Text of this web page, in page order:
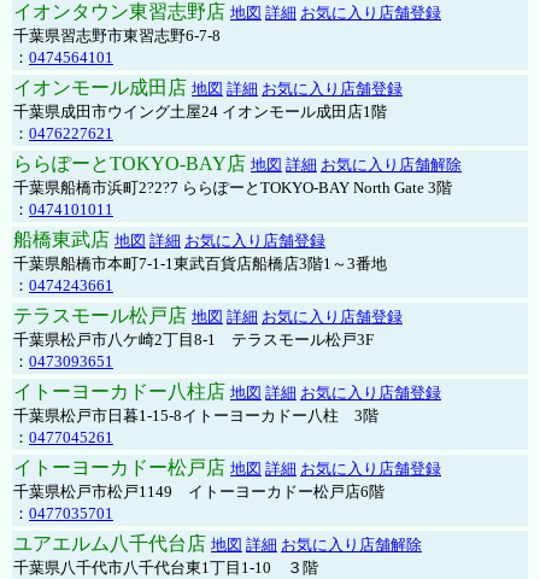
イオンタウン東習志野店 地図 詳細 お気に入り店舗登録
千葉県習志野市東習志野6-7-8
： 0474564101
イオンモール成田店 地図 詳細 お気に入り店舗登録
千葉県成田市ウイング土屋24 イオンモール成田店1階
： 0476227621
ららぽーとTOKYO-BAY店 地図 詳細 お気に入り店舗解除
千葉県船橋市浜町2?2?7 ららぽーとTOKYO-BAY North Gate 3階
： 0474101011
船橋東武店 地図 詳細 お気に入り店舗登録
千葉県船橋市本町7-1-1東武百貨店船橋店3階1～3番地
： 0474243661
テラスモール松戸店 地図 詳細 お気に入り店舗登録
千葉県松戸市八ケ崎2丁目8-1 テラスモール松戸3F
： 0473093651
イトーヨーカドー八柱店 地図 詳細 お気に入り店舗登録
千葉県松戸市日暮1-15-8イトーヨーカドー八柱 3階
： 0477045261
イトーヨーカドー松戸店 地図 詳細 お気に入り店舗登録
千葉県松戸市松戸1149 イトーヨーカドー松戸店6階
： 0477035701
ユアエルム八千代台店 地図 詳細 お気に入り店舗解除
千葉県八千代市八千代台東1丁目1-10 ３階